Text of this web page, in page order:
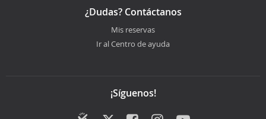
¿Dudas? Contáctanos
Mis reservas
Ir al Centro de ayuda
¡Síguenos!